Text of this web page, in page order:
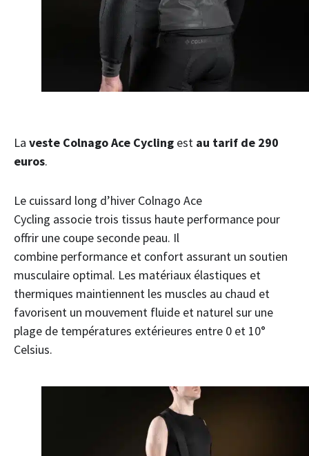
La veste Colnago Ace Cycling est au tarif de 290
euros.
Le cuissard long d’hiver Colnago Ace
Cycling associe trois tissus haute performance pour
offrir une coupe seconde peau. Il
combine performance et confort assurant un soutien
musculaire optimal. Les matériaux élastiques et
thermiques maintiennent les muscles au chaud et
favorisent un mouvement fluide et naturel sur une
plage de températures extérieures entre 0 et 10°
Celsius.